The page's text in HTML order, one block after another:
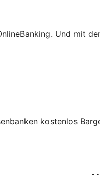
Und mit
kostenlos